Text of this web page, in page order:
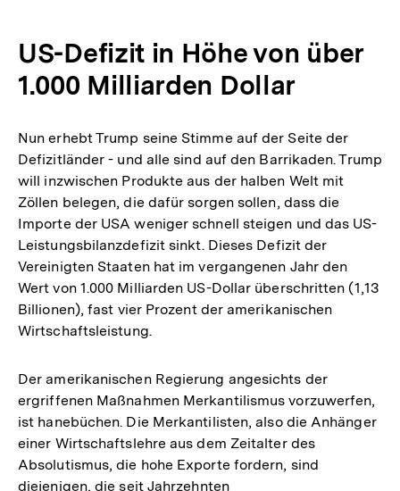
US-Defizit in Höhe von über
1.000 Milliarden Dollar
Nun erhebt Trump seine Stimme auf der Seite der
Defizitländer - und alle sind auf den Barrikaden. Trump
will inzwischen Produkte aus der halben Welt mit
Zöllen belegen, die dafür sorgen sollen, dass die
Importe der USA weniger schnell steigen und das US-
Leistungsbilanzdefizit sinkt. Dieses Defizit der
Vereinigten Staaten hat im vergangenen Jahr den
Wert von 1.000 Milliarden US-Dollar überschritten (1,13
Billionen), fast vier Prozent der amerikanischen
Wirtschaftsleistung.
Der amerikanischen Regierung angesichts der
ergriffenen Maßnahmen Merkantilismus vorzuwerfen,
ist hanebüchen. Die Merkantilisten, also die Anhänger
einer Wirtschaftslehre aus dem Zeitalter des
Absolutismus, die hohe Exporte fordern, sind
diejenigen, die seit Jahrzehnten